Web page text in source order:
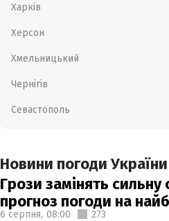
Харків
Херсон
Хмельницький
Чернігів
Севастополь
Новини погоди України
Грози замінять сильну
прогноз погоди на
6 серпня, 08:00 273